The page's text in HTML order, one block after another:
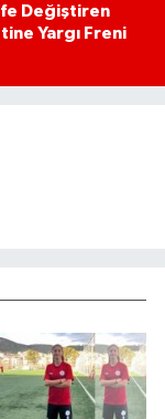
Değiştiren
Yargı Freni